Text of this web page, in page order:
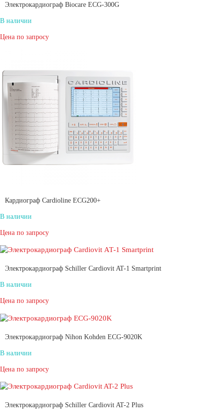
Электрокардиограф Biocare ECG-300G
В наличии
Цена по запросу
Кардиограф Cardioline ECG200+
В наличии
Цена по запросу
Электрокардиограф Schiller Cardiovit AT-1 Smartprint
В наличии
Цена по запросу
Электрокардиограф Nihon Kohden ECG-9020K
В наличии
Цена по запросу
Электрокардиограф Schiller Cardiovit AT-2 Plus